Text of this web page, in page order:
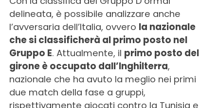
delineata, è possibile analizzare anche
l’avversaria dell’Italia, ovvero la nazionale
che si classificherà al primo posto nel
Gruppo E. Attualmente, il primo posto del
girone è occupato dall’Inghilterra,
nazionale che ha avuto la meglio nei primi
due match della fase a gruppi,
rispettivamente giocati contro la Tunisia e